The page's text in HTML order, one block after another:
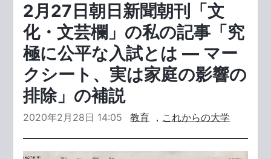
2月27日朝日新聞朝刊「文
化・文芸欄」の私の記事「究
極に公平な入試とは ― マー
クシート、実は家庭の影響の
排除」の補説
2020年2月28日 14:05 教育 ， これからの大学